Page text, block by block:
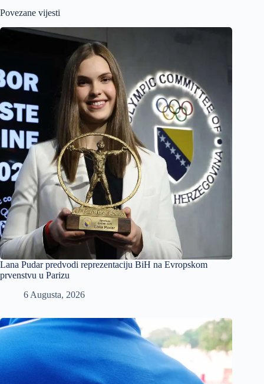
Povezane vijesti
Lana Pudar predvodi reprezentaciju BiH na Evropskom
prvenstvu u Parizu
6 Augusta, 2026